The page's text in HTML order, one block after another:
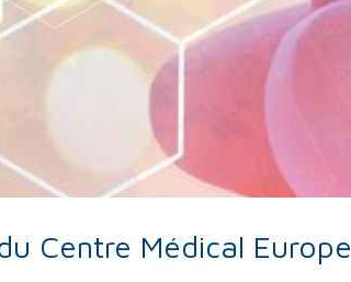
Centre Médical Europe